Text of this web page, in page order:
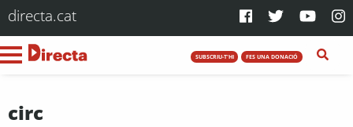
directa.cat
SUBSCRIU-T'HI FES UNA DONACIÓ
circ